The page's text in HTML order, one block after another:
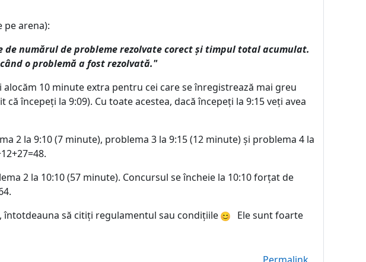
pe arena):
numărul de probleme rezolvate corect și timpul total acumulat.
o problemă a fost rezolvată."
10 minute extra pentru cei care se înregistrează mai greu
începeți la 9:09). Cu toate acestea, dacă începeți la 9:15 veți avea
2 la 9:10 (7 minute), problema 3 la 9:15 (12 minute) și problema 4 la
2 la 10:10 (57 minute). Concursul se încheie la 10:10 forțat de
întotdeauna să citiți regulamentul sau condițiile
Ele sunt foarte